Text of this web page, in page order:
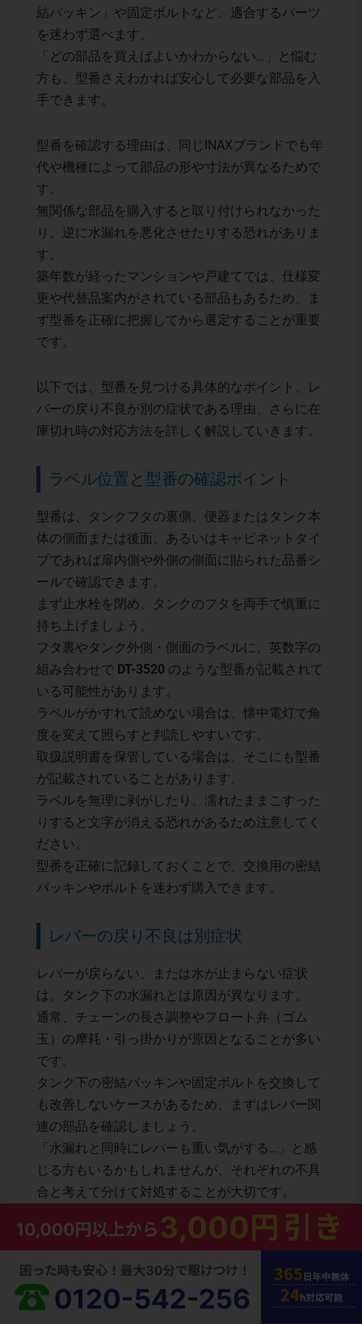
結パッキン」や固定ボルトなど、適合するパーツ
を迷わず選べます。
「どの部品を買えばよいかわからない…」と悩む
方も、型番さえわかれば安心して必要な部品を入
手できます。
型番を確認する理由は、同じINAXブランドでも年
代や機種によって部品の形や寸法が異なるためで
す。
無関係な部品を購入すると取り付けられなかった
り、逆に水漏れを悪化させたりする恐れがありま
す。
築年数が経ったマンションや戸建てでは、仕様変
更や代替品案内がされている部品もあるため、ま
ず型番を正確に把握してから選定することが重要
です。
以下では、型番を見つける具体的なポイント、レ
バーの戻り不良が別の症状である理由、さらに在
庫切れ時の対応方法を詳しく解説していきます。
ラベル位置と型番の確認ポイント
型番は、タンクフタの裏側、便器またはタンク本
体の側面または後面、あるいはキャビネットタイ
プであれば扉内側や外側の側面に貼られた品番シ
ールで確認できます。
まず止水栓を閉め、タンクのフタを両手で慎重に
持ち上げましょう。
フタ裏やタンク外側・側面のラベルに、英数字の
組み合わせで DT-3520 のような型番が記載されて
いる可能性があります。
ラベルがかすれて読めない場合は、懐中電灯で角
度を変えて照らすと判読しやすいです。
取扱説明書を保管している場合は、そこにも型番
が記載されていることがあります。
ラベルを無理に剥がしたり、濡れたままこすった
りすると文字が消える恐れがあるため注意してく
ださい。
型番を正確に記録しておくことで、交換用の密結
パッキンやボルトを迷わず購入できます。
レバーの戻り不良は別症状
レバーが戻らない、または水が止まらない症状
は、タンク下の水漏れとは原因が異なります。
通常、チェーンの長さ調整やフロート弁（ゴム
玉）の摩耗・引っ掛かりが原因となることが多い
です。
タンク下の密結パッキンや固定ボルトを交換して
も改善しないケースがあるため、まずはレバー関
連の部品を確認しましょう。
「水漏れと同時にレバーも重い気がする…」と感
じる方もいるかもしれませんが、それぞれの不具
合と考えて分けて対処することが大切です。
原因を切り分けることで、無駄な部品購入や作業
を避けられます。